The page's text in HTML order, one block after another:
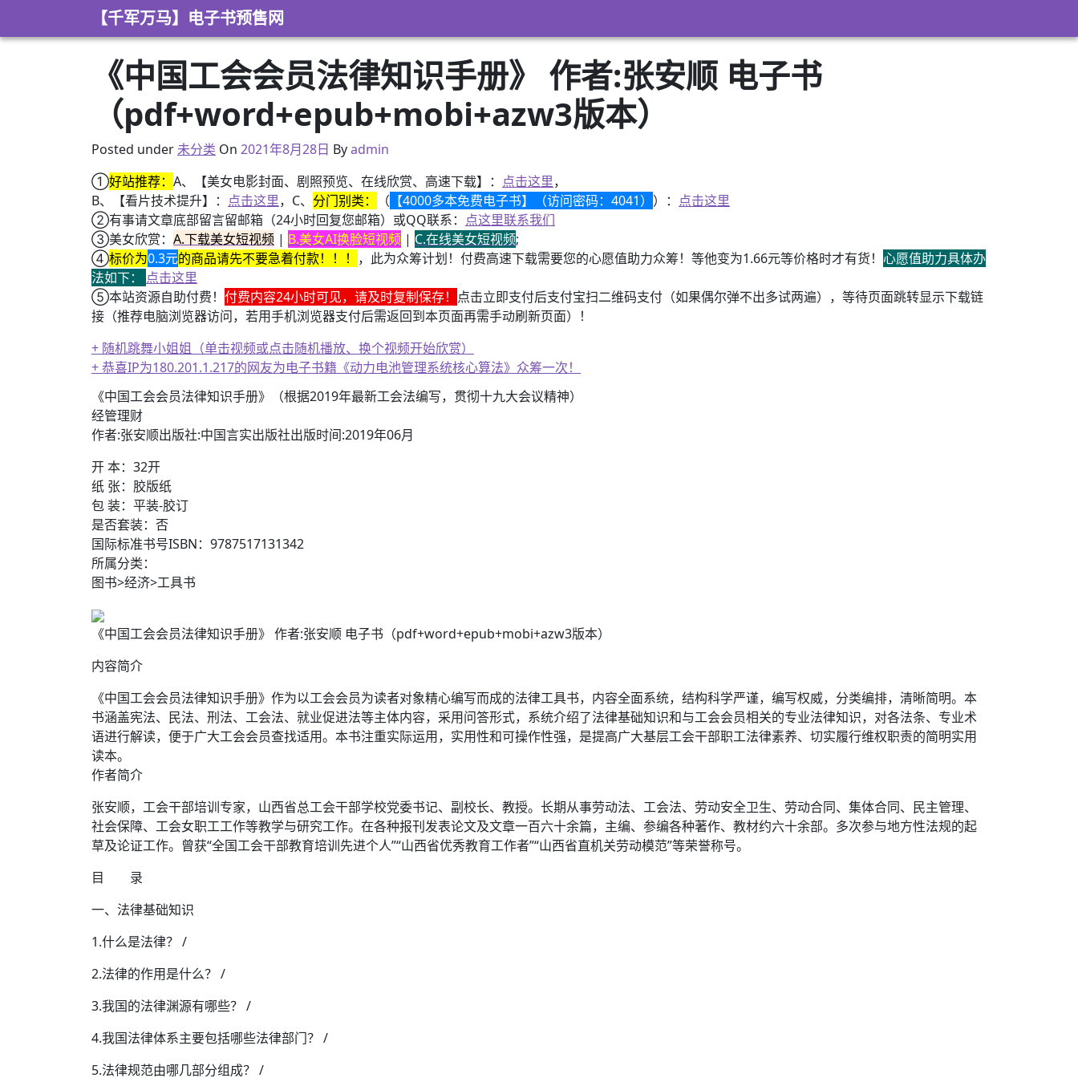
【千军万马】电子书预售网
《中国工会会员法律知识手册》 作者:张安顺 电子书
（pdf+word+epub+mobi+azw3版本）
Posted under未分类 On 2021年8月27日
2021年8月28日 Byadmin
①好站推荐： A、【美女电影封面、剧照预览、在线欣赏、高速下载】： 点击这里，
B、【看片技术提升】： 点击这里，C、 分门别类： （ 【4000多本免费电子书】（访问密码：4041） ）： 点击这里
②有事请文章底部留言留邮箱（24小时回复您邮箱）或QQ联系： 点这里联系我们
③美女欣赏： A.下载美女短视频 | B.美女AI换脸短视频 | C.在线美女短视频;
④标价为0.3元的商品请先不要急着付款！！！ ，此为众筹计划！付费高速下载需要您的心愿值助力众筹！等他变为1.66元等价格时才有货！ 心愿值助力具体办
法如下： 点击这里
⑤本站资源自助付费！ 付费内容24小时可见，请及时复制保存！ 点击立即支付后支付宝扫二维码支付（如果偶尔弹不出多试两遍），等待页面跳转显示下载链
接（推荐电脑浏览器访问，若用手机浏览器支付后需返回到本页面再需手动刷新页面）！
+ 随机跳舞小姐姐（单击视频或点击随机播放、换个视频开始欣赏）
+ 恭喜IP为180.201.1.217的网友为电子书籍《动力电池管理系统核心算法》众筹一次！
《中国工会会员法律知识手册》（根据2019年最新工会法编写，贯彻十九大会议精神）
经管理财
作者:张安顺出版社:中国言实出版社出版时间:2019年06月
开 本：32开
纸 张：胶版纸
包 装：平装-胶订
是否套装：否
国际标准书号ISBN：9787517131342
所属分类：
图书>经济>工具书
《中国工会会员法律知识手册》 作者:张安顺 电子书（pdf+word+epub+mobi+azw3版本）
内容简介
《中国工会会员法律知识手册》作为以工会会员为读者对象精心编写而成的法律工具书，内容全面系统，结构科学严谨，编写权威，分类编排，清晰简明。本
书涵盖宪法、民法、刑法、工会法、就业促进法等主体内容，采用问答形式，系统介绍了法律基础知识和与工会会员相关的专业法律知识，对各法条、专业术
语进行解读，便于广大工会会员查找适用。本书注重实际运用，实用性和可操作性强，是提高广大基层工会干部职工法律素养、切实履行维权职责的简明实用
读本。
作者简介
张安顺，工会干部培训专家，山西省总工会干部学校党委书记、副校长、教授。长期从事劳动法、工会法、劳动安全卫生、劳动合同、集体合同、民主管理、
社会保障、工会女职工工作等教学与研究工作。在各种报刊发表论文及文章一百六十余篇，主编、参编各种著作、教材约六十余部。多次参与地方性法规的起
草及论证工作。曾获“全国工会干部教育培训先进个人”“山西省优秀教育工作者”“山西省直机关劳动模范”等荣誉称号。
目 录
一、法律基础知识
1.什么是法律？ /
2.法律的作用是什么？ /
3.我国的法律渊源有哪些？ /
4.我国法律体系主要包括哪些法律部门？ /
5.法律规范由哪几部分组成？ /